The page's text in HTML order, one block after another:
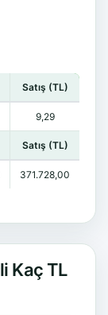
Satış (TL)
9,29
Satış (TL)
371.728,00
Kaç TL